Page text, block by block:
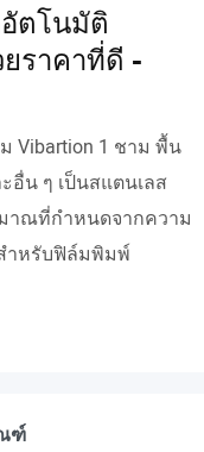
ตโนมัติ
ยราคาที่ดี -
Vibartion 1 ชาม พื้น
น ๆ เป็นสแตนเลส
าณที่กำหนดจากความ
ำหรับฟิล์มพิมพ์
ฑ์